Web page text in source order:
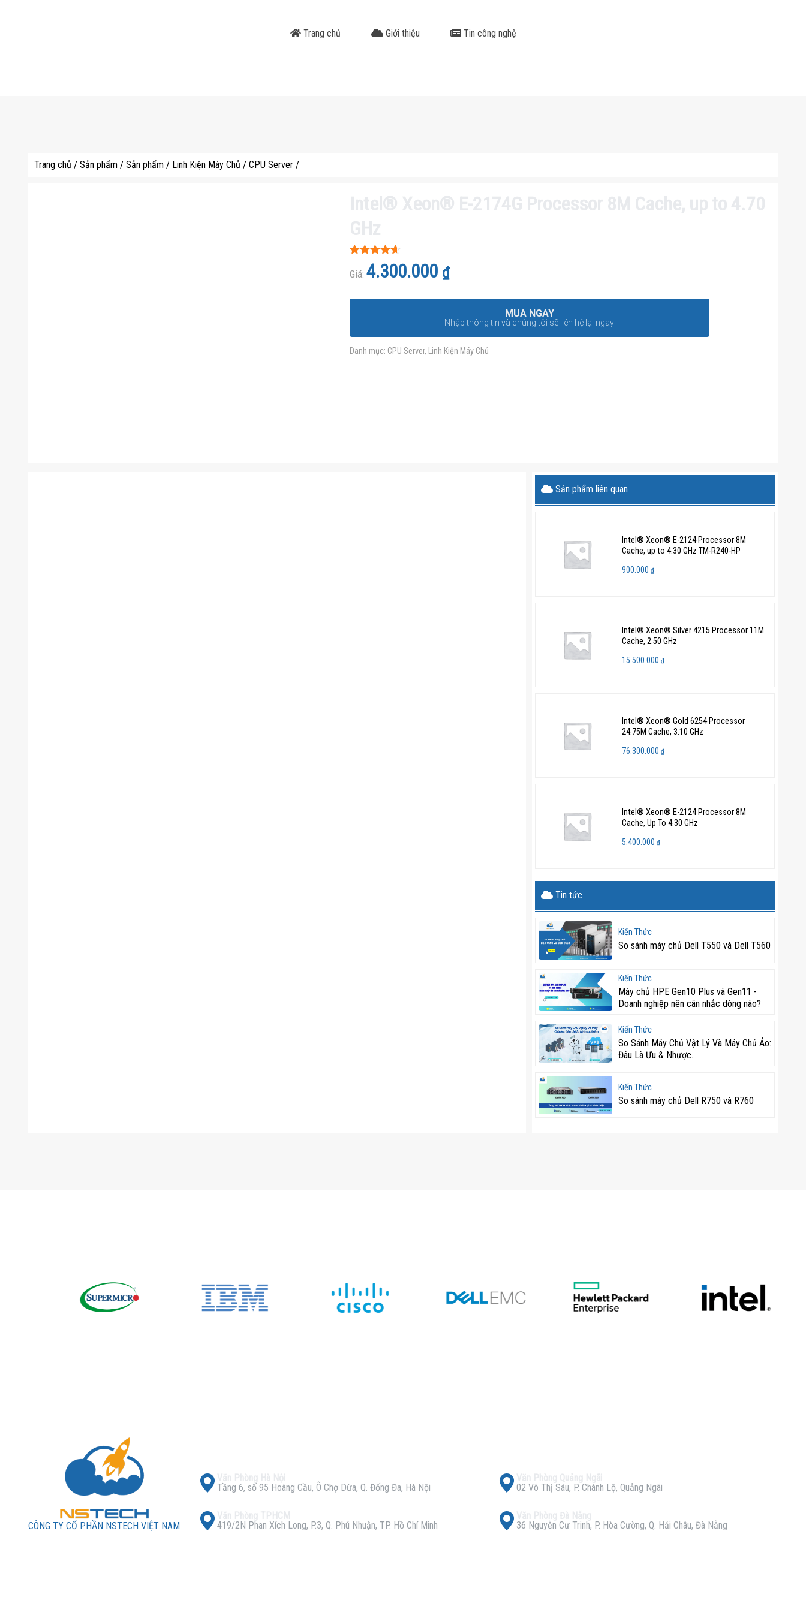
Trang chủ Giới thiệu Tin công nghệ
Trang chủ / Sản phẩm / Sản phẩm / Linh Kiện Máy Chủ / CPU Server /
Được xếp
hạng 4.65
Giá: 4.300.000 ₫
MUA NGAY
Nhập thông tin và chúng tôi sẽ liên hệ lại ngay
Danh mục: CPU Server, Linh Kiện Máy Chủ
Sản phẩm liên quan
Intel® Xeon® E-2124 Processor 8M
Cache, up to 4.30 GHz TM-R240-HP
900.000₫
Intel® Xeon® Silver 4215 Processor 11M
Cache, 2.50 GHz
15.500.000₫
Intel® Xeon® Gold 6254 Processor
24.75M Cache, 3.10 GHz
76.300.000₫
Intel® Xeon® E-2124 Processor 8M
Cache, Up To 4.30 GHz
5.400.000₫
Tin tức
Kiến Thức
So sánh máy chủ Dell T550 và Dell T560
Kiến Thức
Máy chủ HPE Gen10 Plus và Gen11 -
Doanh nghiệp nên cân nhắc dòng nào?
Kiến Thức
So Sánh Máy Chủ Vật Lý Và Máy Chủ Ảo:
Đâu Là Ưu & Nhược...
Kiến Thức
So sánh máy chủ Dell R750 và R760
CÔNG TY CỔ PHẦN NSTECH VIỆT NAM
Tầng 6, số 95 Hoàng Cầu, Ô Chợ Dừa, Q. Đống Đa, Hà Nội
02 Võ Thị Sáu, P. Chánh Lộ, Quảng Ngãi
419/2N Phan Xích Long, P.3, Q. Phú Nhuận, TP. Hồ Chí Minh
36 Nguyễn Cư Trinh, P. Hòa Cường, Q. Hải Châu, Đà Nẵng